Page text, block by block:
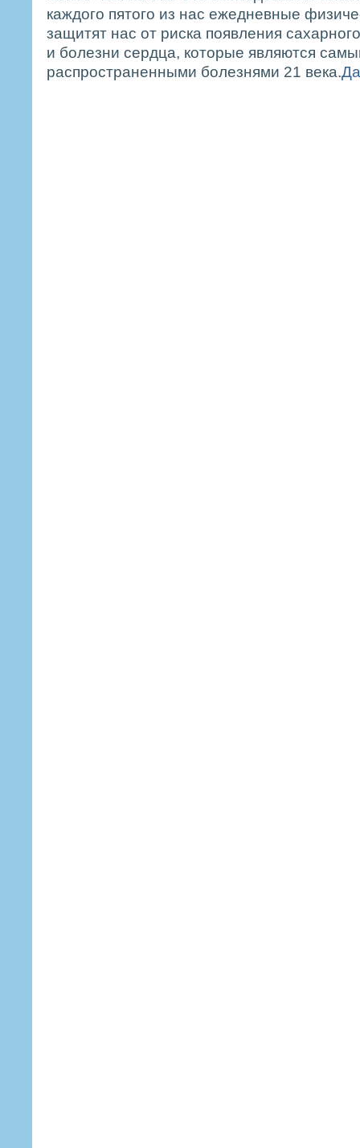
каждого пятого из нас ежедневные
защитят нас от риска появления
и болезни сердца, которые являются
распространенными болезнями 21 века.